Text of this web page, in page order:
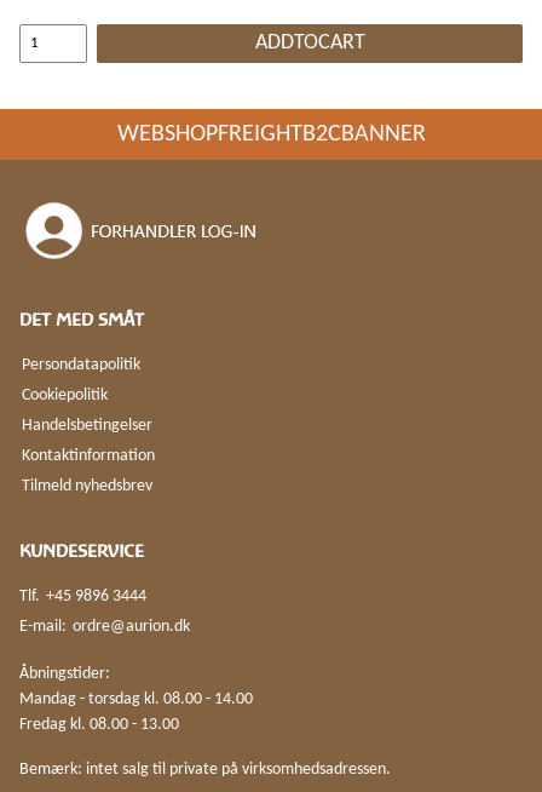
ADDTOCART
WEBSHOPFREIGHTB2CBANNER
DET MED SMÅT
Persondatapolitik
Cookiepolitik
Handelsbetingelser
Kontaktinformation
Tilmeld nyhedsbrev
KUNDESERVICE
Tlf. +45 9896 3444
E-mail: ordre@aurion.dk
Åbningstider:
Mandag - torsdag kl. 08.00 - 14.00
Fredag kl. 08.00 - 13.00
Bemærk: intet salg til private på virksomhedsadressen.